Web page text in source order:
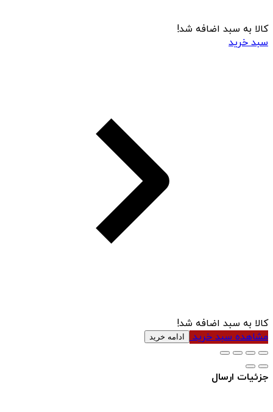
کالا به سبد اضافه شد!
سبد خرید
کالا به سبد اضافه شد!
مشاهده سبد خرید ادامه خرید
جزئیات ارسال